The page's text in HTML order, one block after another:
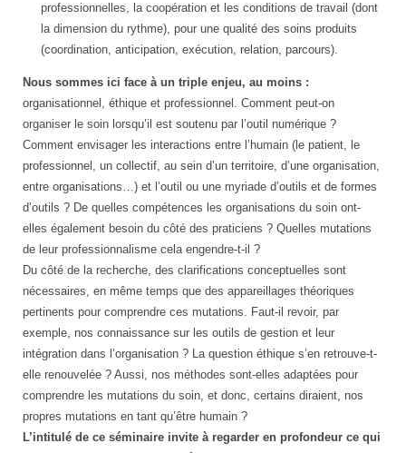
professionnelles, la coopération et les conditions de travail (dont
la dimension du rythme), pour une qualité des soins produits
(coordination, anticipation, exécution, relation, parcours).
Nous sommes ici face à un triple enjeu, au moins :
organisationnel, éthique et professionnel. Comment peut-on
organiser le soin lorsqu’il est soutenu par l’outil numérique ?
Comment envisager les interactions entre l’humain (le patient, le
professionnel, un collectif, au sein d’un territoire, d’une organisation,
entre organisations…) et l’outil ou une myriade d’outils et de formes
d’outils ? De quelles compétences les organisations du soin ont-
elles également besoin du côté des praticiens ? Quelles mutations
de leur professionnalisme cela engendre-t-il ?
Du côté de la recherche, des clarifications conceptuelles sont
nécessaires, en même temps que des appareillages théoriques
pertinents pour comprendre ces mutations. Faut-il revoir, par
exemple, nos connaissance sur les outils de gestion et leur
intégration dans l’organisation ? La question éthique s’en retrouve-t-
elle renouvelée ? Aussi, nos méthodes sont-elles adaptées pour
comprendre les mutations du soin, et donc, certains diraient, nos
propres mutations en tant qu’être humain ?
L’intitulé de ce séminaire invite à regarder en profondeur ce qui